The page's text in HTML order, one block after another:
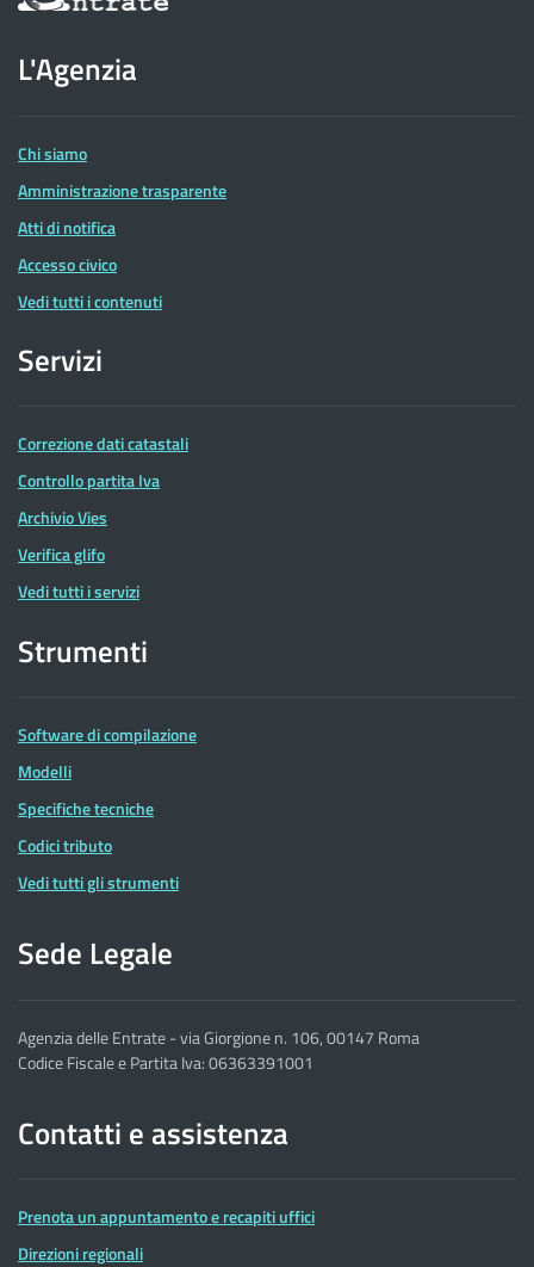
dell'Agenzia
delle
Entrate
L'Agenzia
Chi siamo
Amministrazione trasparente
Atti di notifica
Accesso civico
Vedi tutti i contenuti
Servizi
Correzione dati catastali
Controllo partita Iva
Archivio Vies
Verifica glifo
Vedi tutti i servizi
Strumenti
Software di compilazione
Modelli
Specifiche tecniche
Codici tributo
Vedi tutti gli strumenti
Sede Legale
Agenzia delle Entrate - via Giorgione n. 106, 00147 Roma
Codice Fiscale e Partita Iva: 06363391001
Contatti e assistenza
Prenota un appuntamento e recapiti uffici
Direzioni regionali